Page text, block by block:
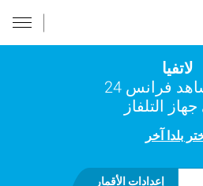
لاتفيا
فرانس 24
التلفاز
بلدا آخر
إعدادات الأقمار